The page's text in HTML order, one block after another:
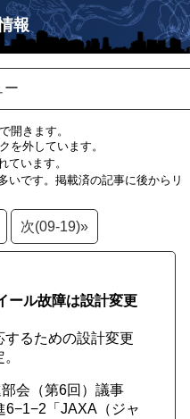
報
ー
開きます。
を外しています。
います。
です。掲載済の記事に後からリ
次(09-19)»
ール故障は設計変更
るための設計変更
会（第6回）議事
「JAXA（ジャ